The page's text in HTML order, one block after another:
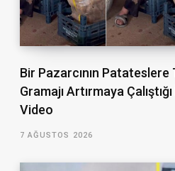
Bir Pazarcının
Gramajı Artırmaya
Video
7 AĞUSTOS 2026